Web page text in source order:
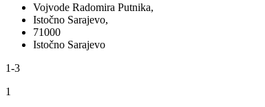
Vojvode Radomira Putnika,
Istočno Sarajevo,
71000
Istočno Sarajevo
1-3
1